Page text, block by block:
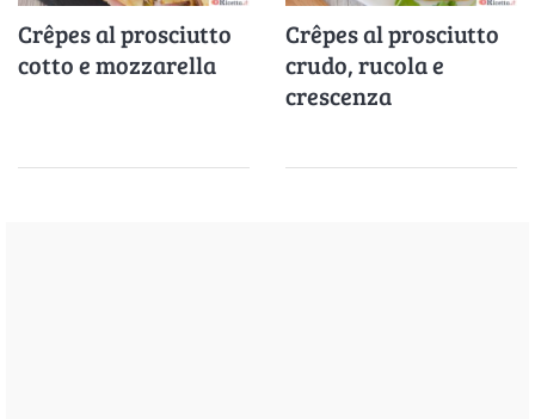
Crêpes al prosciutto
cotto e mozzarella
Crêpes al prosciutto
crudo, rucola e
crescenza